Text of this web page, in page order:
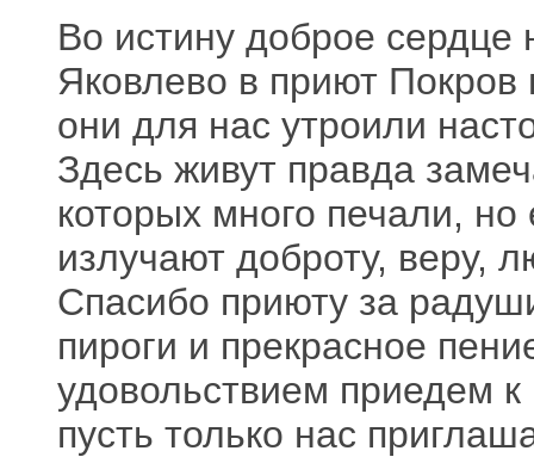
Во истину доброе
Яковлево в приют
они для нас утроили
Здесь живут правда
которых много печали,
излучают доброту, веру,
Спасибо приюту за
пироги и прекрасное
удовольствием приедем
пусть только нас